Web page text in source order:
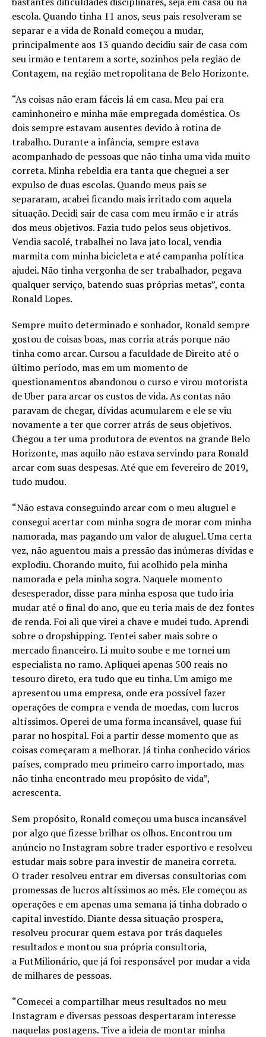
escola. Quando tinha 11 anos, seus pais resolveram se
separar e a vida de Ronald começou a mudar,
principalmente aos 13 quando decidiu sair de casa com
seu irmão e tentarem a sorte, sozinhos pela região de
Contagem, na região metropolitana de Belo Horizonte.
“As coisas não eram fáceis lá em casa. Meu pai era
caminhoneiro e minha mãe empregada doméstica. Os
dois sempre estavam ausentes devido à rotina de
trabalho. Durante a infância, sempre estava
acompanhado de pessoas que não tinha uma vida muito
correta. Minha rebeldia era tanta que cheguei a ser
expulso de duas escolas. Quando meus pais se
separaram, acabei ficando mais irritado com aquela
situação. Decidi sair de casa com meu irmão e ir atrás
dos meus objetivos. Fazia tudo pelos seus objetivos.
Vendia sacolé, trabalhei no lava jato local, vendia
marmita com minha bicicleta e até campanha política
ajudei. Não tinha vergonha de ser trabalhador, pegava
qualquer serviço, batendo suas próprias metas”, conta
Ronald Lopes.
Sempre muito determinado e sonhador, Ronald sempre
gostou de coisas boas, mas corria atrás porque não
tinha como arcar. Cursou a faculdade de Direito até o
último período, mas em um momento de
questionamentos abandonou o curso e virou motorista
de Uber para arcar os custos de vida. As contas não
paravam de chegar, dívidas acumularem e ele se viu
novamente a ter que correr atrás de seus objetivos.
Chegou a ter uma produtora de eventos na grande Belo
Horizonte, mas aquilo não estava servindo para Ronald
arcar com suas despesas. Até que em fevereiro de 2019,
tudo mudou.
“Não estava conseguindo arcar com o meu aluguel e
consegui acertar com minha sogra de morar com minha
namorada, mas pagando um valor de aluguel. Uma certa
vez, não aguentou mais a pressão das inúmeras dívidas e
explodiu. Chorando muito, fui acolhido pela minha
namorada e pela minha sogra. Naquele momento
desesperador, disse para minha esposa que tudo iria
mudar até o final do ano, que eu teria mais de dez fontes
de renda. Foi ali que virei a chave e mudei tudo. Aprendi
sobre o dropshipping. Tentei saber mais sobre o
mercado financeiro. Li muito soube e me tornei um
especialista no ramo. Apliquei apenas 500 reais no
tesouro direto, era tudo que eu tinha. Um amigo me
apresentou uma empresa, onde era possível fazer
operações de compra e venda de moedas, com lucros
altíssimos. Operei de uma forma incansável, quase fui
parar no hospital. Foi a partir desse momento que as
coisas começaram a melhorar. Já tinha conhecido vários
países, comprado meu primeiro carro importado, mas
não tinha encontrado meu propósito de vida”,
acrescenta.
Sem propósito, Ronald começou uma busca incansável
por algo que fizesse brilhar os olhos. Encontrou um
anúncio no Instagram sobre trader esportivo e resolveu
estudar mais sobre para investir de maneira correta.
O trader resolveu entrar em diversas consultorias com
promessas de lucros altíssimos ao mês. Ele começou as
operações e em apenas uma semana já tinha dobrado o
capital investido. Diante dessa situação prospera,
resolveu procurar quem estava por trás daqueles
resultados e montou sua própria consultoria,
a FutMilionário, que já foi responsável por mudar a vida
de milhares de pessoas.
“Comecei a compartilhar meus resultados no meu
Instagram e diversas pessoas despertaram interesse
naquelas postagens. Tive a ideia de montar minha